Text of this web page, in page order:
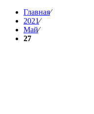
Главная⁄
2021⁄
Май⁄
27